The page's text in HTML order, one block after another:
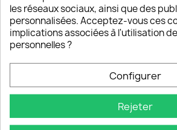
Coffret Maison 2
1,80 €
les réseaux sociaux, ainsi que des
personnalisées. Acceptez-vous ces
implications associées à l'utilisation
personnelles ?
Configurer
Rejeter